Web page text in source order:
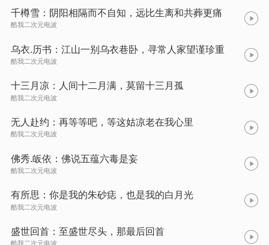
千樽雪：阴阳相隔而不自知，远比生离和共葬更痛
酷我二次元电波
乌衣.历书：江山一别乌衣巷卧，寻常人家望谨珍重
酷我二次元电波
十三月凉：人间十二月满，莫留十三月孤
酷我二次元电波
无人赴约：再等等吧，等这姑凉老在我心里
酷我二次元电波
佛秀.皈依：佛说五蕴六毒是妄
酷我二次元电波
有所思：你是我的朱砂痣，也是我的白月光
酷我二次元电波
盛世回首：至盛世尽头，那最后回首
酷我二次元电波